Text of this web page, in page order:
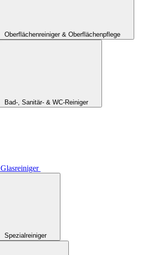
Oberflächenreiniger & Oberflächenpflege
Bad-, Sanitär- & WC-Reiniger
Glasreiniger
Spezialreiniger